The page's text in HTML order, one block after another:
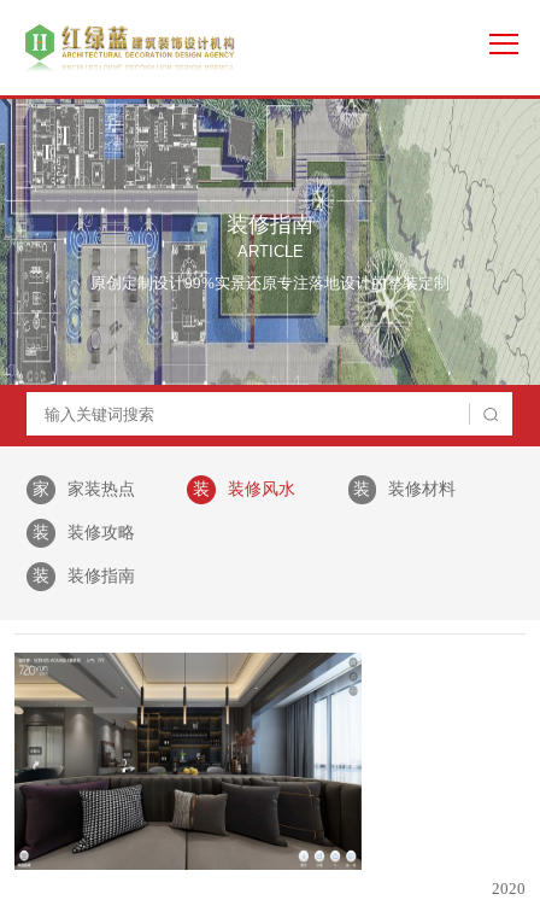
装修指南
ARTICLE
原创定制设计99%实景还原专注落地设计的整装定制
家 家装热点 装 装修风水 装 装修材料
装 装修攻略
装 装修指南
2020